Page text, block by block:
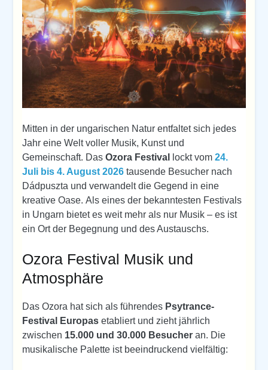
Mitten in der ungarischen Natur entfaltet sich jedes
Jahr eine Welt voller Musik, Kunst und
Gemeinschaft. DasOzora Festival lockt vom24.
Juli bis 4. August 2026 tausende Besucher nach
Dádpuszta und verwandelt die Gegend in eine
kreative Oase. Als eines der bekanntesten Festivals
in Ungarn bietet es weit mehr als nur Musik – es ist
ein Ort der Begegnung und des Austauschs.
Ozora Festival Musik und
Atmosphäre
Das Ozora hat sich als führendes Psytrance-
Festival Europas etabliert und zieht jährlich
zwischen 15.000 und 30.000 Besucher an. Die
musikalische Palette ist beeindruckend vielfältig: